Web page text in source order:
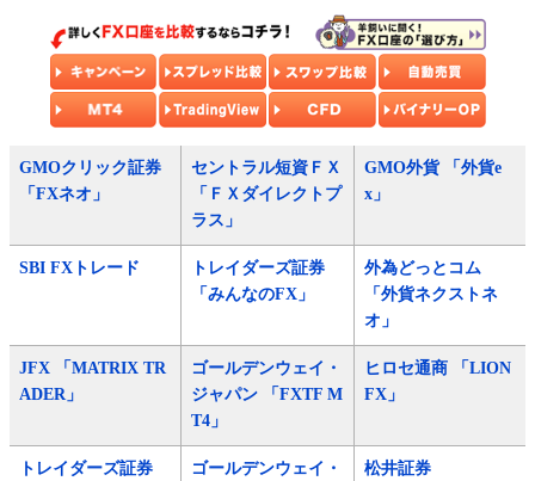
GMOクリック証券
「FXネオ」
セントラル短資ＦＸ
「ＦＸダイレクトプ
ラス」
GMO外貨 「外貨e
x」
SBI FXトレード
トレイダーズ証券
「みんなのFX」
外為どっとコム
「外貨ネクストネ
オ」
JFX 「MATRIX TR
ADER」
ゴールデンウェイ・
ジャパン 「FXTF M
T4」
ヒロセ通商 「LION
FX」
トレイダーズ証券 ゴールデンウェイ・ 松井証券